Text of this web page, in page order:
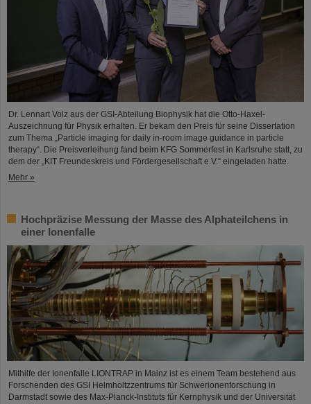
Dr. Lennart Volz aus der GSI-Abteilung Biophysik hat die Otto-Haxel-
Auszeichnung für Physik erhalten. Er bekam den Preis für seine Dissertation
zum Thema „Particle imaging for daily in-room image guidance in particle
therapy“. Die Preisverleihung fand beim KFG Sommerfest in Karlsruhe statt, zu
dem der „KIT Freundeskreis und Fördergesellschaft e.V.“ eingeladen hatte.
Mehr »
Hochpräzise Messung der Masse des Alphateilchens in
einer Ionenfalle
Mithilfe der Ionenfalle LIONTRAP in Mainz ist es einem Team bestehend aus
Forschenden des GSI Helmholtzzentrums für Schwerionenforschung in
Darmstadt sowie des Max-Planck-Instituts für Kernphysik und der Universität